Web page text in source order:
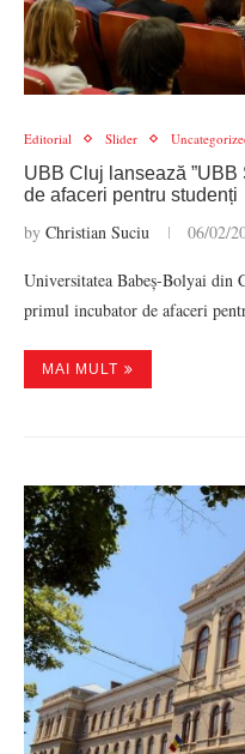
Editorial Slider
UBB Cluj lansează ”UBB
de afaceri pentru studenți
by Christian Suciu 06/02/
Universitatea Babeș-Bolyai din
primul incubator de afaceri
MAI MULT